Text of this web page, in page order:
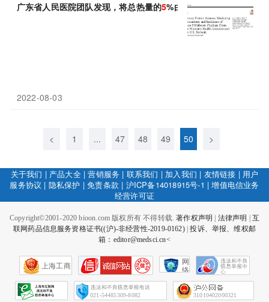
广东省人民医院团队发现，将总热量的5%由动物蛋白替换为植物
2022-08-03
< 1 ... 47 48 49 50 >
关于我们 | 产品大全|营销服务 | 联系我们 | 加入我们 | 友情链接 | 用户
服务协议 | 隐私保护 |免责条款 | 沪ICP备14018915号-1 |增值电信业务
经营许可证
Copyright©2001-2020 bioon.com 版权所有 不得转载.著作权声明 法律声明
互
联网药品信息服务资格证书((沪)-非经营性-2019-0162)|投诉、举报、维权邮
箱：editor@medsci.cn<
上海工商
网
络
会
征
021-54485309-8082 31010402000321